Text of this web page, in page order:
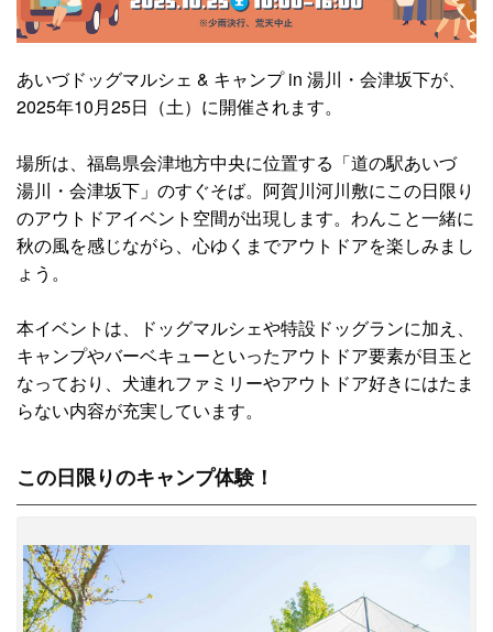
あいづドッグマルシェ & キャンプ in 湯川・会津坂下が、
2025年10月25日（土）に開催されます。
場所は、福島県会津地方中央に位置する「道の駅あいづ
湯川・会津坂下」のすぐそば。阿賀川河川敷にこの日限り
のアウトドアイベント空間が出現します。わんこと一緒に
秋の風を感じながら、心ゆくまでアウトドアを楽しみまし
ょう。
本イベントは、ドッグマルシェや特設ドッグランに加え、
キャンプやバーベキューといったアウトドア要素が目玉と
なっており、犬連れファミリーやアウトドア好きにはたま
らない内容が充実しています。
この日限りのキャンプ体験！